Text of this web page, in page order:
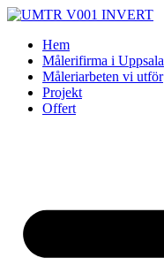
Skip
contentHem
Målerifirma i Uppsala
Måleriarbeten vi utför
Projekt
Offert